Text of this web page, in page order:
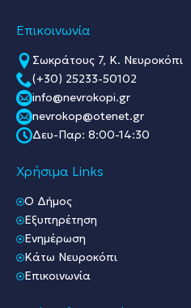
Επικοινωνία
Σωκράτους 7, Κ. Νευροκόπι
(+30) 25233-50102
info@nevrokopi.gr
nevrokop@otenet.gr
Δευ-Παρ: 8:00-14:30
Χρήσιμα Links
O Δήμος
Εξυπηρέτηση
Ενημέρωση
Κάτω Νευροκόπι
Επικοινωνία